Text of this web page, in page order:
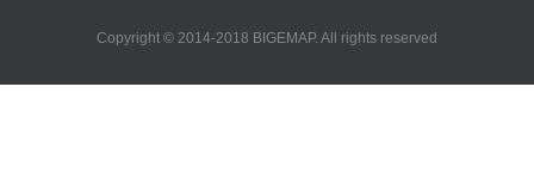
Copyright © 2014-2018 BIGEMAP. All rights reserved